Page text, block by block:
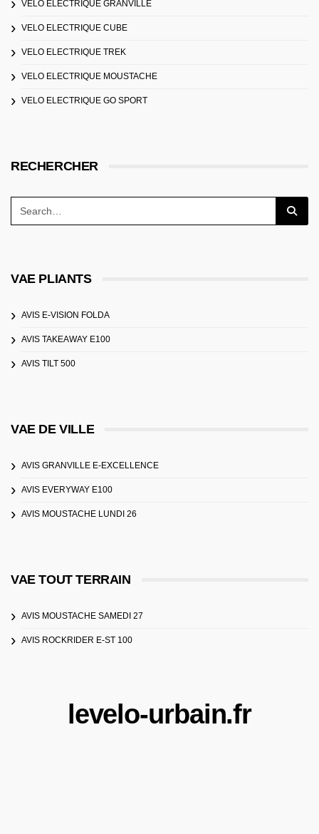
VELO ELECTRIQUE GRANVILLE
VELO ELECTRIQUE CUBE
VELO ELECTRIQUE TREK
VELO ELECTRIQUE MOUSTACHE
VELO ELECTRIQUE GO SPORT
RECHERCHER
VAE PLIANTS
AVIS E-VISION FOLDA
AVIS TAKEAWAY E100
AVIS TILT 500
VAE DE VILLE
AVIS GRANVILLE E-EXCELLENCE
AVIS EVERYWAY E100
AVIS MOUSTACHE LUNDI 26
VAE TOUT TERRAIN
AVIS MOUSTACHE SAMEDI 27
AVIS ROCKRIDER E-ST 100
levelo-urbain.fr